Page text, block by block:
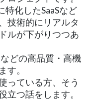
化したSaaSなど
技術的にリアルタ
ルが下がりつつあ
どの高品質・高機
す。
っている方、そう
立つ話をします。